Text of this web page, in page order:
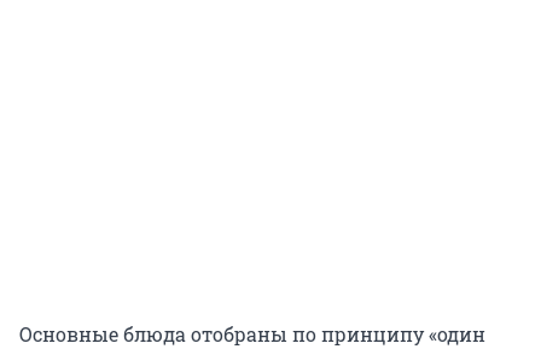
Основные блюда отобраны по принципу «один